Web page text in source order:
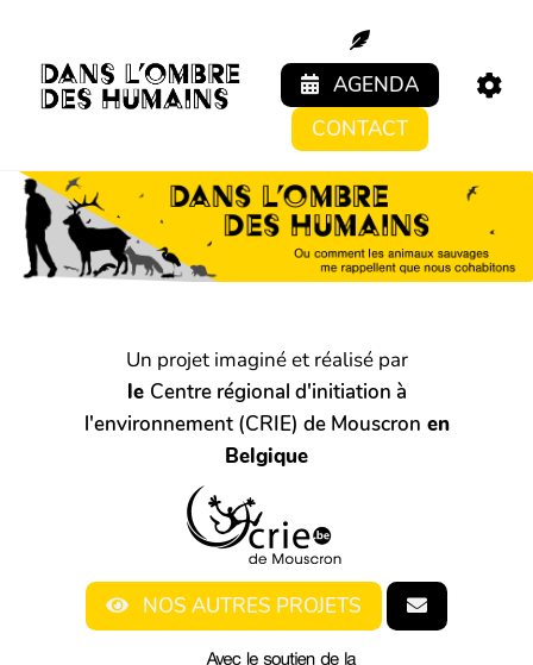
AGENDA
CONTACT
Un projet imaginé et réalisé par
le Centre régional d'initiation à
l'environnement (CRIE) de Mouscron en
Belgique
NOS AUTRES PROJETS